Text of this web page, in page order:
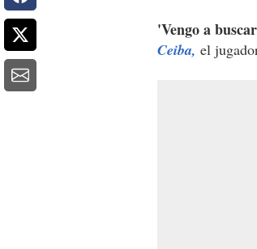
'Vengo a
Ceiba, el